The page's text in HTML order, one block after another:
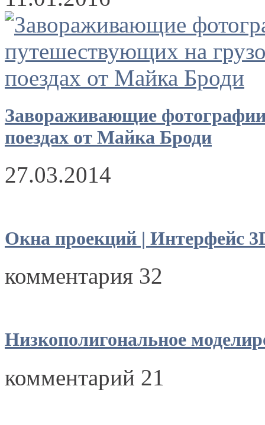
Завораживающие
поездах от Майка Броди
27.03.2014
Окна проекций | Интерфейс
комментария 32
Низкополигональное
комментарий 21